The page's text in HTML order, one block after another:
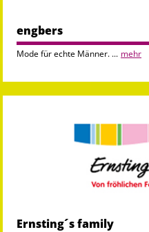
engbers
Mode für echte Männer. ... mehr
Ernsting´s family